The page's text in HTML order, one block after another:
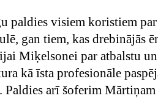
paldies visiem koristiem
gan tiem, kas drebinājās
Miķelsonei par atbalstu un
kā īsta profesionāle
Paldies arī šoferim